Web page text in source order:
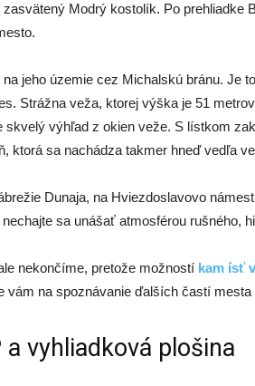
zasvätený Modrý kostolík. Po prehliadke
jeho územie cez Michalskú bránu. Je
Strážna veža, ktorej výška je 51
skvelý výhľad z okien veže. S lístkom
ktorá sa nachádza takmer hneď vedľa
Dunaja, na Hviezdoslavovo
sa unášať atmosférou rušného,
nekončíme, pretože možností kam ísť
vám na spoznávanie ďalších častí mesta
a vyhliadková plošina